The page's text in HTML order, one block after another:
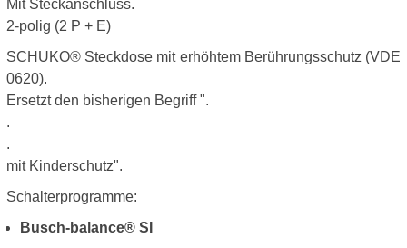
Mit Steckanschluss.
2-polig (2 P + E)
SCHUKO® Steckdose mit erhöhtem Berührungsschutz (VDE
0620).
Ersetzt den bisherigen Begriff ".
.
.
mit Kinderschutz".
Schalterprogramme:
Busch-balance® SI